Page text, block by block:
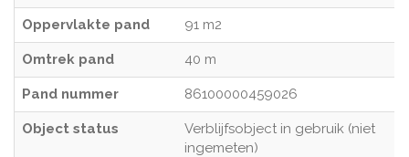
Oppervlakte pand 91 m2
Omtrek pand 40 m
Pand nummer 86100000459026
Object status
Verblijfsobject in gebruik (niet
ingemeten)